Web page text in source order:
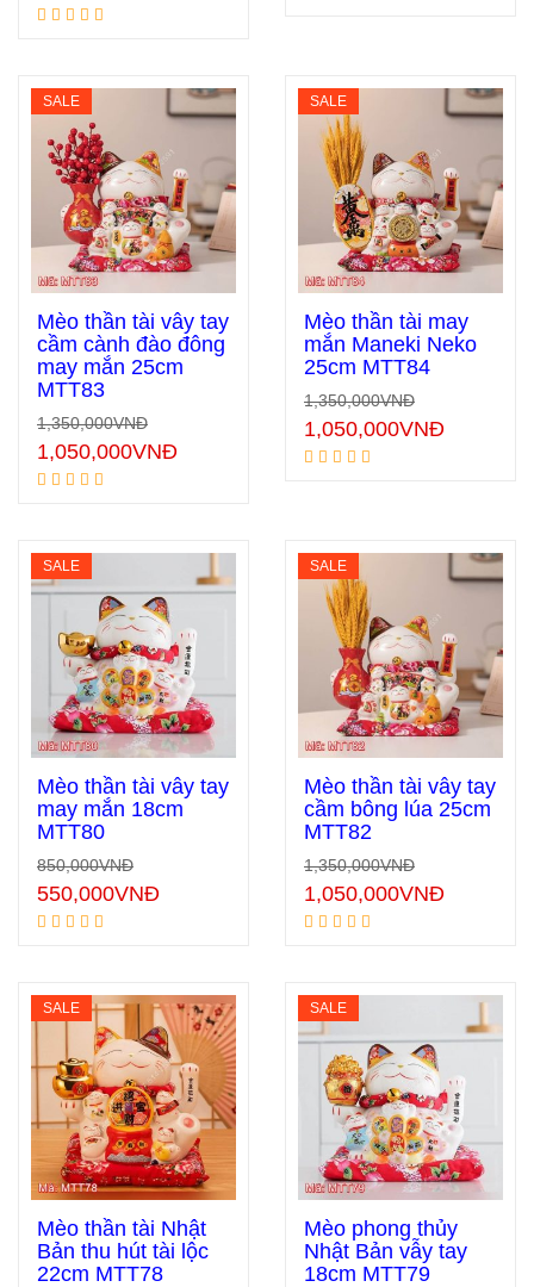
SALE
Mèo thần tài may
mắn Maneki Neko
25cm MTT84
1,350,000VNĐ
1,050,000VNĐ
SALE
Thêm vào giỏ hàng
Mèo thần tài vẫy tay
cầm cành đào đông
may mắn 25cm
MTT83
1,350,000VNĐ
1,050,000VNĐ
SALE
Mèo thần tài vẫy tay
cầm bông lúa 25cm
MTT82
1,350,000VNĐ
1,050,000VNĐ
SALE
Mèo thần tài vẫy tay
may mắn 18cm
MTT80
850,000VNĐ
550,000VNĐ
SALE
Mèo phong thủy
Nhật Bản vẫy tay
18cm MTT79
SALE
Mèo thần tài Nhật
Bản thu hút tài lộc
22cm MTT78